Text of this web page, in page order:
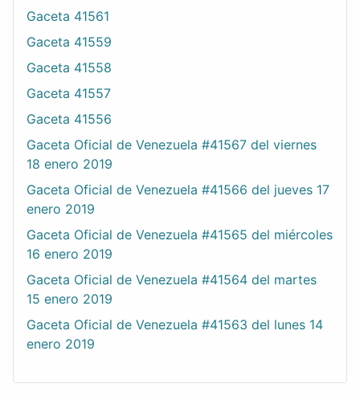
Gaceta 41561
Gaceta 41559
Gaceta 41558
Gaceta 41557
Gaceta 41556
Gaceta Oficial de Venezuela #41567 del viernes
18 enero 2019
Gaceta Oficial de Venezuela #41566 del jueves 17
enero 2019
Gaceta Oficial de Venezuela #41565 del miércoles
16 enero 2019
Gaceta Oficial de Venezuela #41564 del martes
15 enero 2019
Gaceta Oficial de Venezuela #41563 del lunes 14
enero 2019